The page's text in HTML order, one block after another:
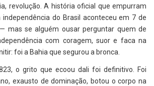
revolução. A história oficial que empurram
do Brasil aconteceu em 7 de
mas se alguém ousar perguntar quem de
com coragem, suor e faca na
foi a Bahia que segurou a bronca.
o grito que ecoou dali foi definitivo. Foi
exausto de dominação, botou o corpo na